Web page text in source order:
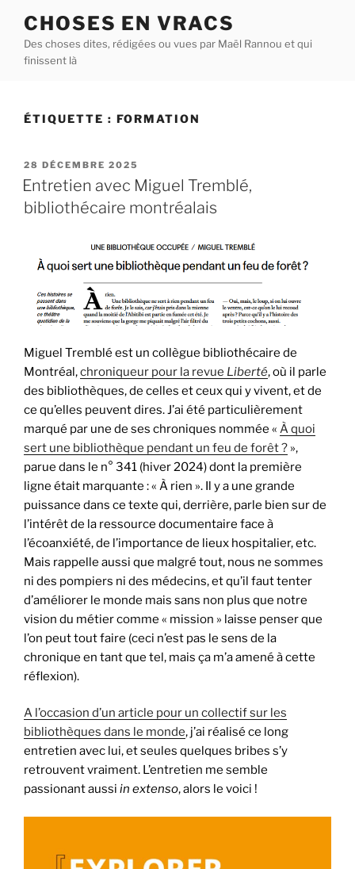
contenu
principal
CHOSES EN VRACS
Des choses dites, rédigées ou vues par Maël Rannou et qui
finissent là
ÉTIQUETTE : FORMATION
PUBLIÉ
LE
28 DÉCEMBRE 2025
Entretien avec Miguel Tremblé,
bibliothécaire montréalais
Miguel Tremblé est un collègue bibliothécaire de
Montréal,chroniqueur pour la revue Liberté, où il parle
des bibliothèques, de celles et ceux qui y vivent, et de
ce qu’elles peuvent dires. J’ai été particulièrement
marqué par une de ses chroniques nommée « À quoi
sert une bibliothèque pendant un feu de forêt ? »,
parue dans le n° 341 (hiver 2024) dont la première
ligne était marquante : « À rien ». Il y a une grande
puissance dans ce texte qui, derrière, parle bien sur de
l’intérêt de la ressource documentaire face à
l’écoanxiété, de l’importance de lieux hospitalier, etc.
Mais rappelle aussi que malgré tout, nous ne sommes
ni des pompiers ni des médecins, et qu’il faut tenter
d’améliorer le monde mais sans non plus que notre
vision du métier comme « mission » laisse penser que
l’on peut tout faire (ceci n’est pas le sens de la
chronique en tant que tel, mais ça m’a amené à cette
réflexion).
A l’occasion d’un article pour un collectif sur les
bibliothèques dans le monde, j’ai réalisé ce long
entretien avec lui, et seules quelques bribes s’y
retrouvent vraiment. L’entretien me semble
passionant aussi in extenso, alors le voici !